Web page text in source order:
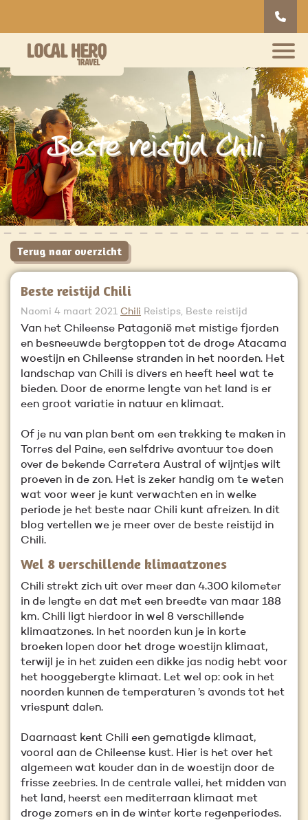
Beste reistijd Chili
Beste reistijd Chili
Naomi 4 maart 2021 Chili Reistips, Beste reistijd
Van het Chileense Patagonië met mistige fjorden
en besneeuwde bergtoppen tot de droge Atacama
woestijn en Chileense stranden in het noorden. Het
landschap van Chili is divers en heeft heel wat te
bieden. Door de enorme lengte van het land is er
een groot variatie in natuur en klimaat.
Of je nu van plan bent om een trekking te maken in
Torres del Paine, een selfdrive avontuur toe doen
over de bekende Carretera Austral of wijntjes wilt
proeven in de zon. Het is zeker handig om te weten
wat voor weer je kunt verwachten en in welke
periode je het beste naar Chili kunt afreizen. In dit
blog vertellen we je meer over de beste reistijd in
Chili.
Wel 8 verschillende klimaatzones
Chili strekt zich uit over meer dan 4.300 kilometer
in de lengte en dat met een breedte van maar 188
km. Chili ligt hierdoor in wel 8 verschillende
klimaatzones. In het noorden kun je in korte
broeken lopen door het droge woestijn klimaat,
terwijl je in het zuiden een dikke jas nodig hebt voor
het hooggebergte klimaat. Let wel op: ook in het
noorden kunnen de temperaturen ’s avonds tot het
vriespunt dalen.
Daarnaast kent Chili een gematigde klimaat,
vooral aan de Chileense kust. Hier is het over het
algemeen wat kouder dan in de woestijn door de
frisse zeebries. In de centrale vallei, het midden van
het land, heerst een mediterraan klimaat met
droge zomers en in de winter korte regenperiodes.
Terug naar overzicht